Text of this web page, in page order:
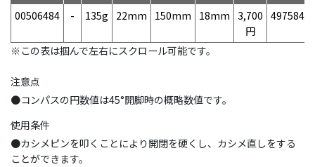
00506484 - 135g 22mm 150mm 18mm 3,700
円
※この表は掴んで左右にスクロール可能です。
注意点
●コンパスの円数値は45°開脚時の概略数値です。
使用条件
●カシメピンを叩くことにより開閉を硬くし、カシメ直しをする
ことができます。